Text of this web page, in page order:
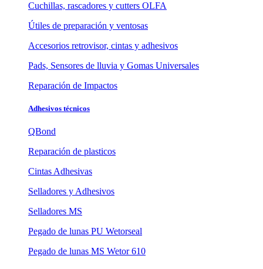
Cuchillas, rascadores y cutters OLFA
Útiles de preparación y ventosas
Accesorios retrovisor, cintas y adhesivos
Pads, Sensores de lluvia y Gomas Universales
Reparación de Impactos
Adhesivos técnicos
QBond
Reparación de plasticos
Cintas Adhesivas
Selladores y Adhesivos
Selladores MS
Pegado de lunas PU Wetorseal
Pegado de lunas MS Wetor 610